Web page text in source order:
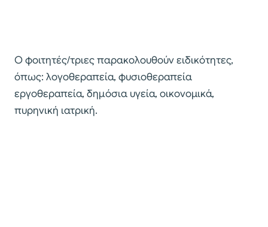
Ο φοιτητές/τριες παρακολουθούν ειδικότητες,
όπως: λογοθεραπεία, φυσιοθεραπεία
εργοθεραπεία, δημόσια υγεία, οικονομικά,
πυρηνική ιατρική.